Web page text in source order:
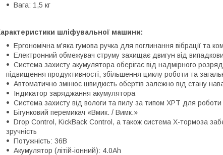
Вага: 1,5 кг
шліфувальної машини:
Ергономічна м'яка гумова ручка для поглинання вібрації та
Електронний обмежувач струму захищає двигун від
Система захисту акумулятора оберігає від надмірного
підвищення продуктивності, збільшення циклу роботи та
Автоматично змінює швидкість обертів залежно від стану
Індикатор заряджання акумулятора
Система захисту від вологи та пилу за типом XPT для
Бігунковий перемикач «Вмик. / Вимк.»
Drop Control, KickBack Control, а також система X-тормоза
зручність
Потужність: 36В
Акумулятор (літій-іонний): 4.0Ah